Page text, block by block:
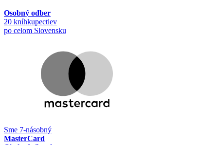
Osobný odber
20 kníhkupectiev
po celom Slovensku
Sme 7-násobný
MasterCard